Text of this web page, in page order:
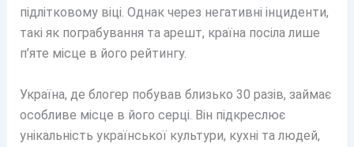
підлітковому віці. Однак через негативні інциденти,
такі як пограбування та арешт, країна посіла лише
п’яте місце в його рейтингу.
Україна, де блогер побував близько 30 разів, займає
особливе місце в його серці. Він підкреслює
унікальність української культури, кухні та людей,